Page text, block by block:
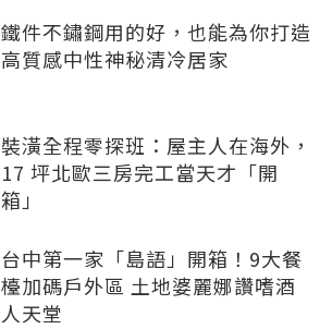
鐵件不鏽鋼用的好，也能為你打造
高質感中性神秘清冷居家
裝潢全程零探班：屋主人在海外，
17 坪北歐三房完工當天才「開
箱」
台中第一家「島語」開箱！9大餐
檯加碼戶外區 土地婆麗娜讚嗜酒
人天堂